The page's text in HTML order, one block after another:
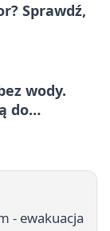
Sprawdź,
wody.
do
- ewakuacja